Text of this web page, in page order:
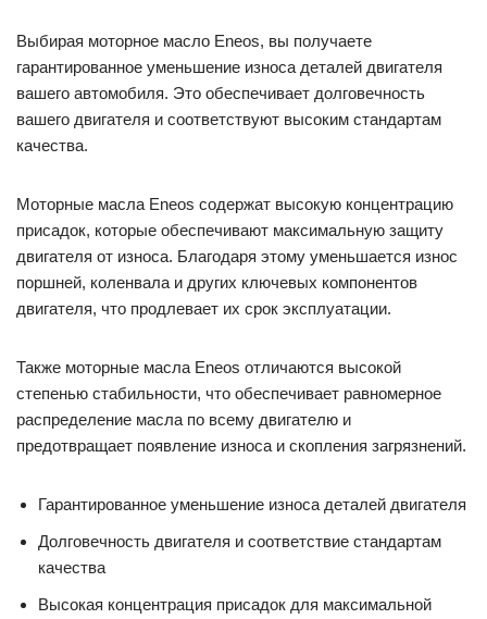
Выбирая моторное масло Enеos, вы получаете
гарантированное уменьшение износа деталей двигателя
вашего автомобиля. Это обеспечивает долговечность
вашего двигателя и соответствуют высоким стандартам
качества.
Моторные масла Enеos содержат высокую концентрацию
присадок, которые обеспечивают максимальную защиту
двигателя от износа. Благодаря этому уменьшается износ
поршней, коленвала и других ключевых компонентов
двигателя, что продлевает их срок эксплуатации.
Также моторные масла Enеos отличаются высокой
степенью стабильности, что обеспечивает равномерное
распределение масла по всему двигателю и
предотвращает появление износа и скопления загрязнений.
Гарантированное уменьшение износа деталей двигателя
Долговечность двигателя и соответствие стандартам
качества
Высокая концентрация присадок для максимальной